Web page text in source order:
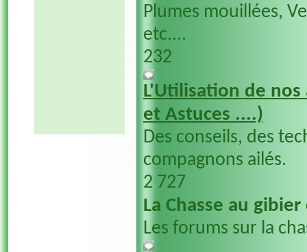
Plumes mouillées,
etc....
232
L'Utilisation de nos
et Astuces ....)
Des conseils, des
compagnons ailés.
2 727
La Chasse au
Les forums sur la